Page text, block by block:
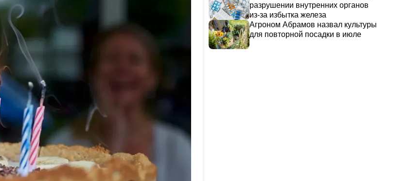
разрушении внутренних органов
из-за избытка железа
Агроном Абрамов назвал культуры
для повторной посадки в июле